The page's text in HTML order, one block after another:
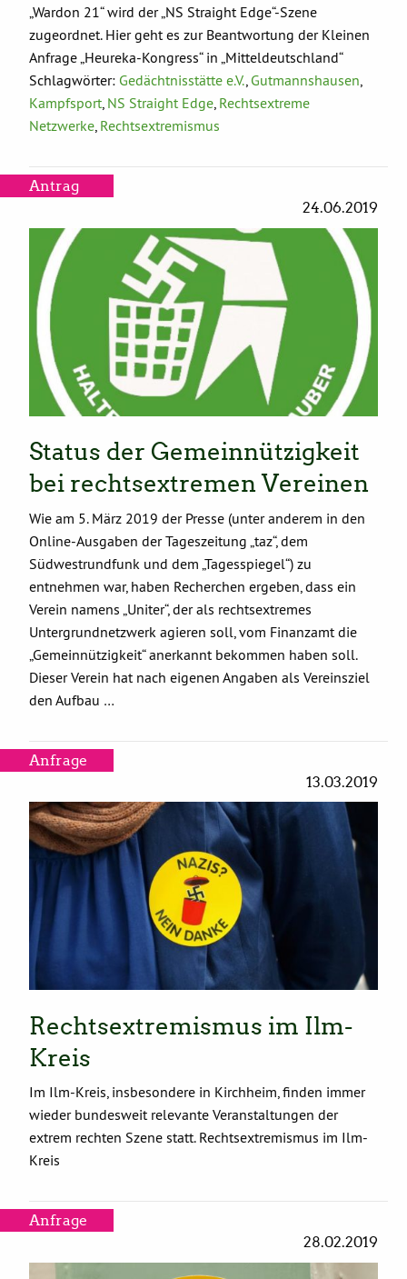
„Wardon 21“ wird der „NS Straight Edge“-Szene
zugeordnet. Hier geht es zur Beantwortung der Kleinen
Anfrage „Heureka-Kongress“ in „Mitteldeutschland“
Schlagwörter: Gedächtnisstätte e.V., Gutmannshausen,
Kampfsport, NS Straight Edge, Rechtsextreme
Netzwerke, Rechtsextremismus
Antrag
24.06.2019
Status der Gemeinnützigkeit
bei rechtsextremen Vereinen
Wie am 5. März 2019 der Presse (unter anderem in den
Online-Ausgaben der Tageszeitung „taz“, dem
Südwestrundfunk und dem „Tagesspiegel“) zu
entnehmen war, haben Recherchen ergeben, dass ein
Verein namens „Uniter“, der als rechtsextremes
Untergrundnetzwerk agieren soll, vom Finanzamt die
„Gemeinnützigkeit“ anerkannt bekommen haben soll.
Dieser Verein hat nach eigenen Angaben als Vereinsziel
den Aufbau …
Anfrage
13.03.2019
Rechtsextremismus im Ilm-
Kreis
Im Ilm-Kreis, insbesondere in Kirchheim, finden immer
wieder bundesweit relevante Veranstaltungen der
extrem rechten Szene statt. Rechtsextremismus im Ilm-
Kreis
Anfrage
28.02.2019